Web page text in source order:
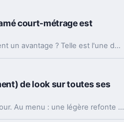
court-métrage est
Et si être sourd était finalement un avantage ? Telle est l'une des questions qu'aborde avec talent le court-métrage dramatique Dawn of the Deaf.
de look sur toutes ses
Twitter vient de se mettre à jour. Au menu : une légère refonte graphique et quelques changements d'organisation.